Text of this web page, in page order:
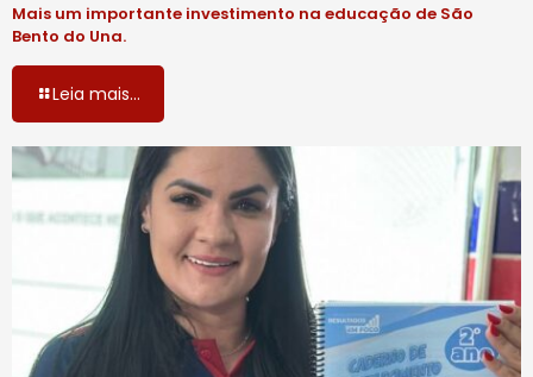
Mais um importante investimento na educação de São
Bento do Una.
Leia mais...